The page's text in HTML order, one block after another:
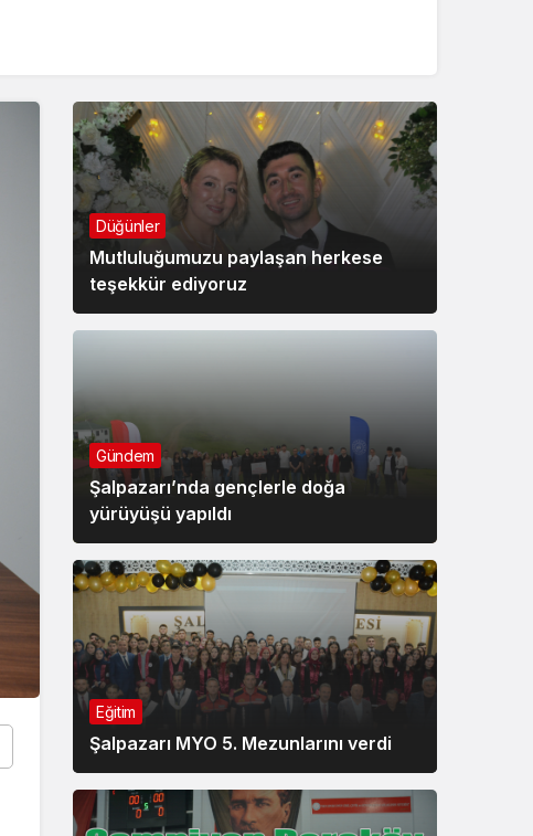
Düğünler
Mutluluğumuzu paylaşan herkese
teşekkür ediyoruz
Gündem
Şalpazarı’nda gençlerle doğa
yürüyüşü yapıldı
Eğitim
Şalpazarı MYO 5. Mezunlarını verdi